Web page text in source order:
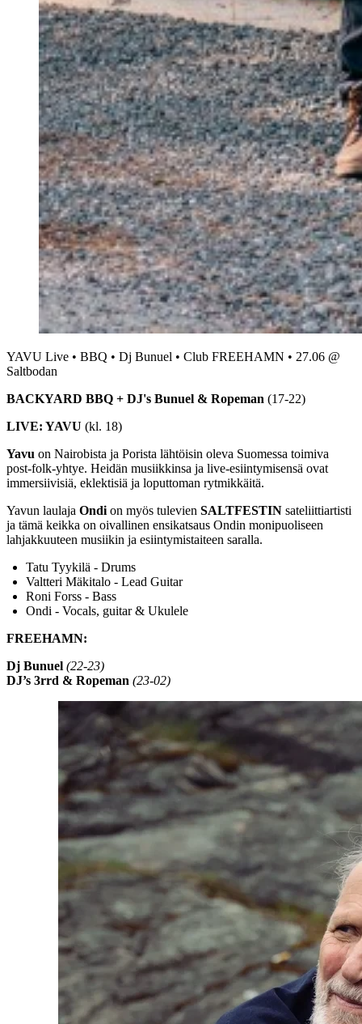
YAVU Live • BBQ • Dj Bunuel • Club FREEHAMN • 27.06 @
Saltbodan
BACKYARD BBQ + DJ's Bunuel & Ropeman (17-22)
LIVE: YAVU (kl. 18)
Yavu on Nairobista ja Porista lähtöisin oleva Suomessa toimiva
post-folk-yhtye. Heidän musiikkinsa ja live-esiintymisensä ovat
immersiivisiä, eklektisiä ja loputtoman rytmikkäitä.
Yavun laulaja Ondion myös tulevien SALTFESTIN sateliittiartisti
ja tämä keikka on oivallinen ensikatsaus Ondin monipuoliseen
lahjakkuuteen musiikin ja esiintymistaiteen saralla.
Tatu Tyykilä - Drums
Valtteri Mäkitalo - Lead Guitar
Roni Forss - Bass
Ondi - Vocals, guitar & Ukulele
FREEHAMN:
Dj Bunuel (22-23)
DJ’s 3rrd & Ropeman (23-02)